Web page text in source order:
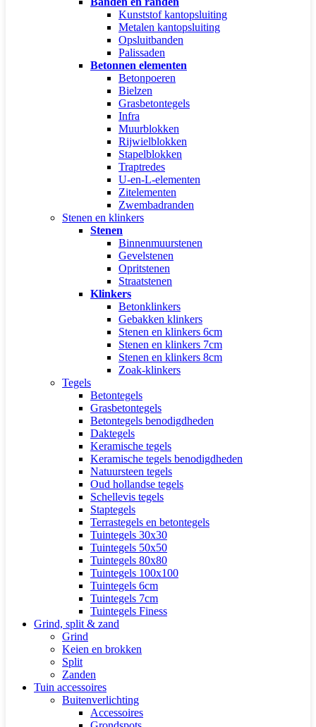
Kunststof kantopsluiting
Metalen kantopsluiting
Opsluitbanden
Palissaden
Betonnen elementen
Betonpoeren
Bielzen
Grasbetontegels
Infra
Muurblokken
Rijwielblokken
Stapelblokken
Traptredes
U-en-L-elementen
Zitelementen
Zwembadranden
Stenen en klinkers
Stenen
Binnenmuurstenen
Gevelstenen
Opritstenen
Straatstenen
Klinkers
Betonklinkers
Gebakken klinkers
Stenen en klinkers 6cm
Stenen en klinkers 7cm
Stenen en klinkers 8cm
Zoak-klinkers
Tegels
Betontegels
Grasbetontegels
Betontegels benodigdheden
Daktegels
Keramische tegels
Keramische tegels benodigdheden
Natuursteen tegels
Oud hollandse tegels
Schellevis tegels
Staptegels
Terrastegels en betontegels
Tuintegels 30x30
Tuintegels 50x50
Tuintegels 80x80
Tuintegels 100x100
Tuintegels 6cm
Tuintegels 7cm
Tuintegels Finess
Grind, split & zand
Grind
Keien en brokken
Split
Zanden
Tuin accessoires
Buitenverlichting
Accessoires